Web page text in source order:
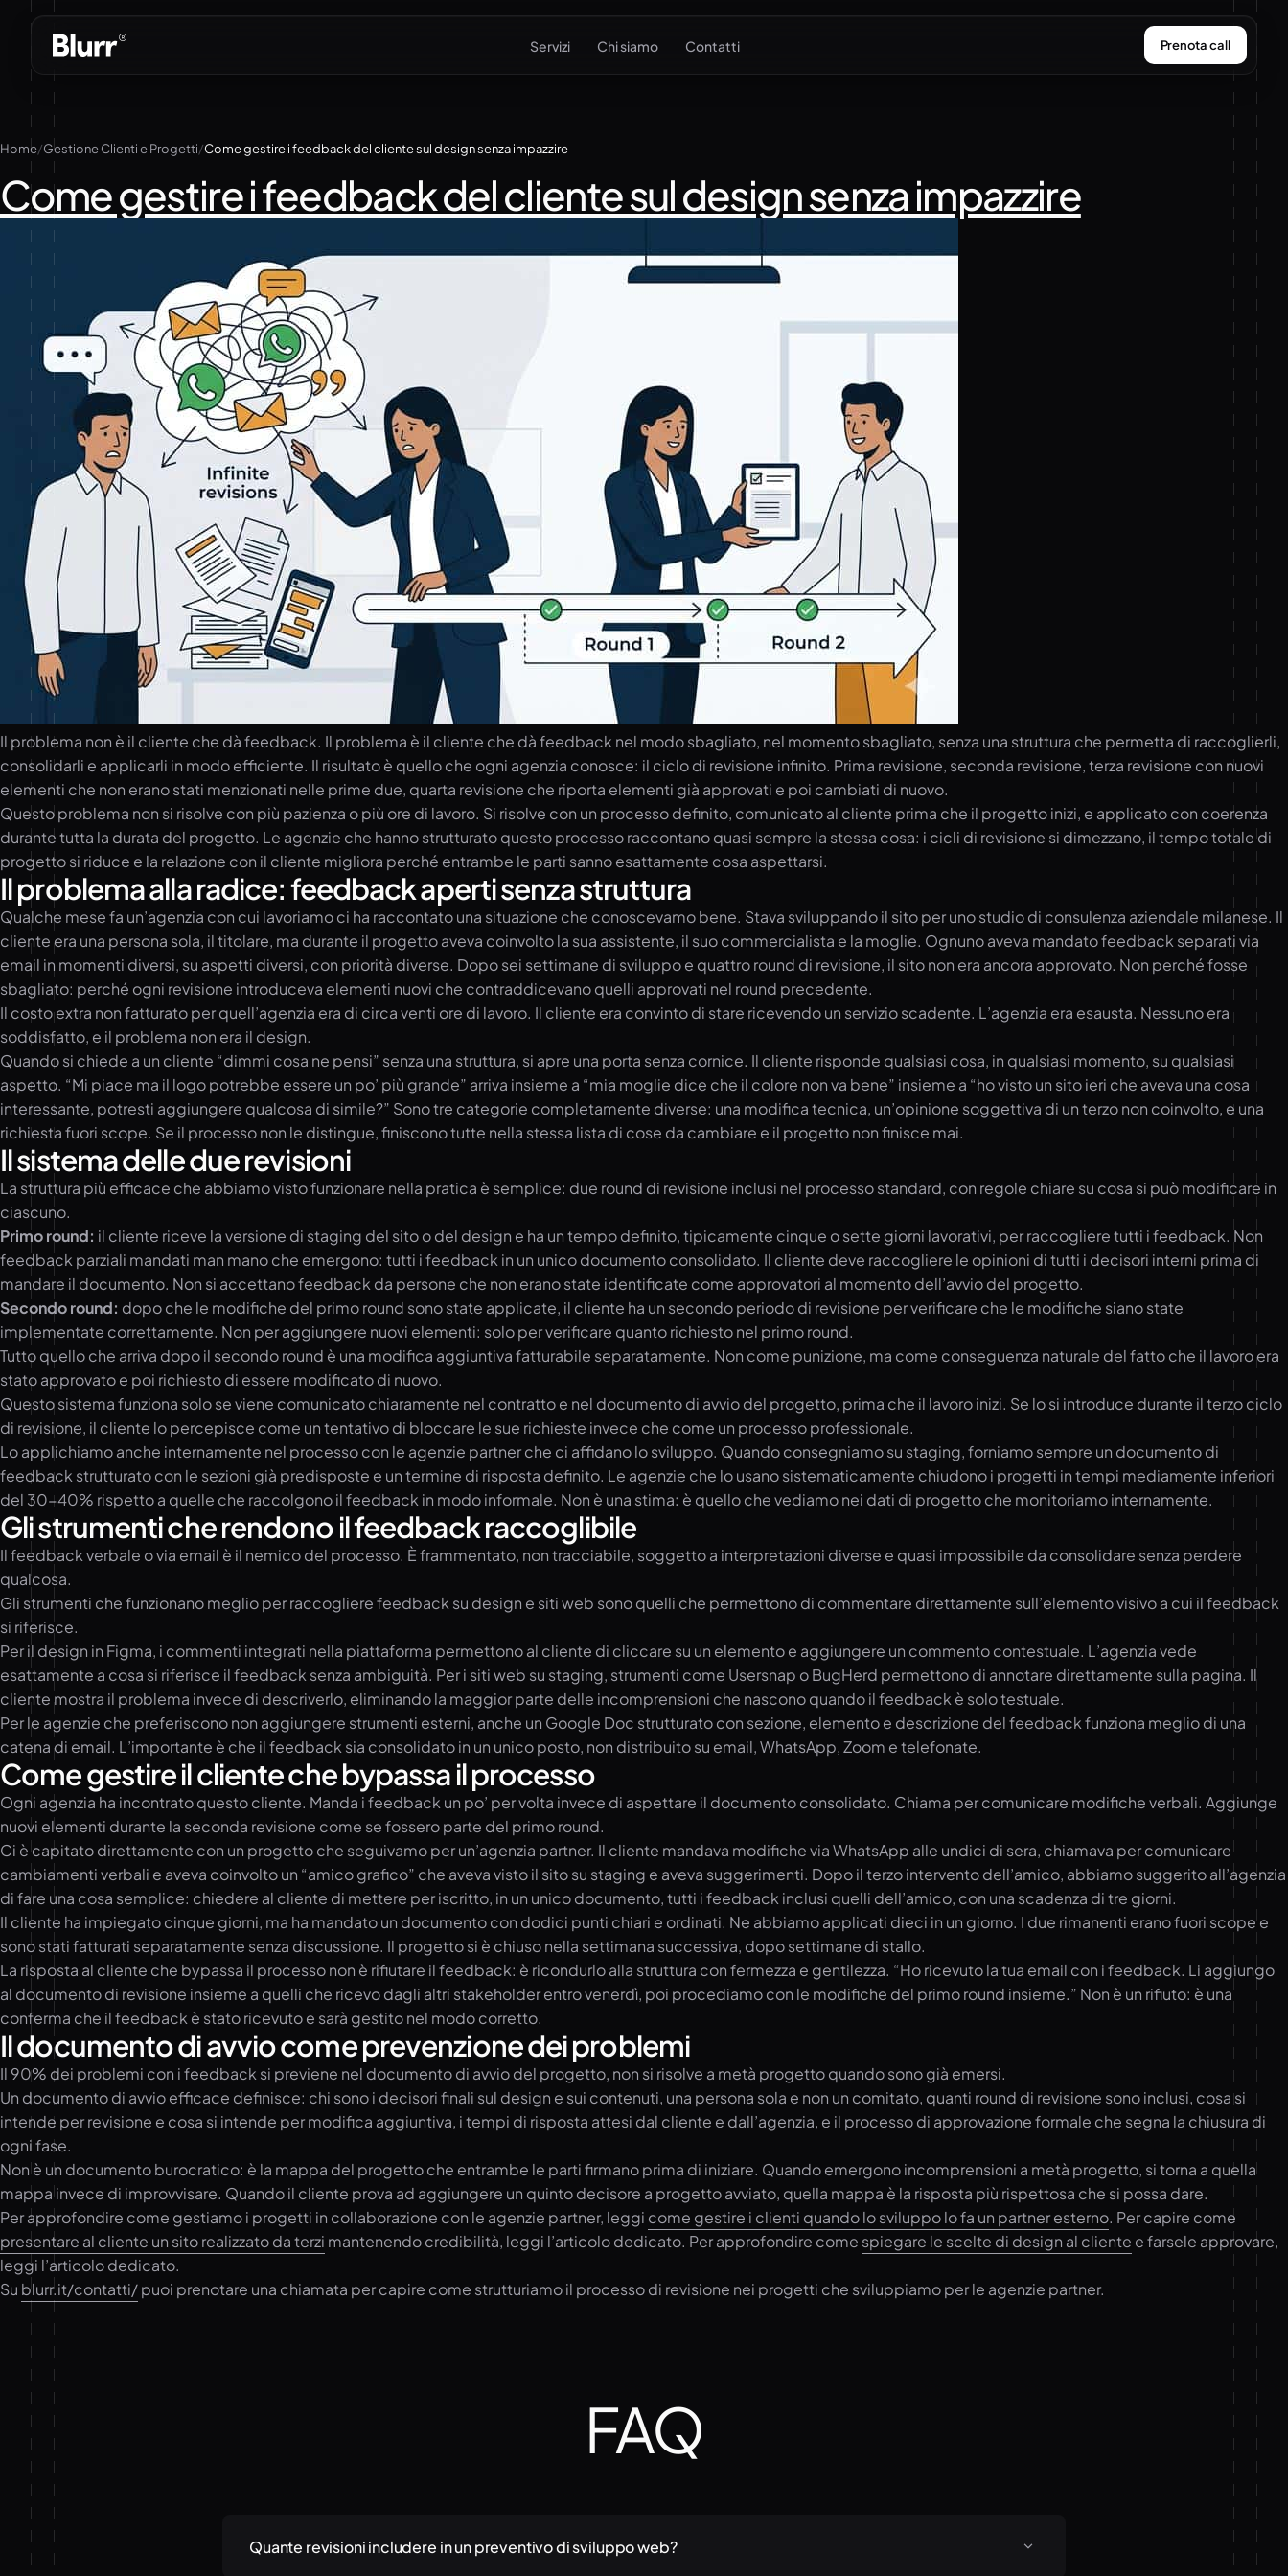
contenuto
Servizi Chi siamo Contatti Prenota call
Home Gestione Clienti e Progetti Come gestire i feedback del cliente sul design senza impazzire
Come gestire i feedback del cliente sul design senza impazzire
Il problema non è il cliente che dà feedback. Il problema è il cliente che dà feedback nel modo sbagliato, nel momento sbagliato, senza una struttura che permetta di raccoglierli,
consolidarli e applicarli in modo efficiente. Il risultato è quello che ogni agenzia conosce: il ciclo di revisione infinito. Prima revisione, seconda revisione, terza revisione con nuovi
elementi che non erano stati menzionati nelle prime due, quarta revisione che riporta elementi già approvati e poi cambiati di nuovo.
Questo problema non si risolve con più pazienza o più ore di lavoro. Si risolve con un processo definito, comunicato al cliente prima che il progetto inizi, e applicato con coerenza
durante tutta la durata del progetto. Le agenzie che hanno strutturato questo processo raccontano quasi sempre la stessa cosa: i cicli di revisione si dimezzano, il tempo totale di
progetto si riduce e la relazione con il cliente migliora perché entrambe le parti sanno esattamente cosa aspettarsi.
Il problema alla radice: feedback aperti senza struttura
Qualche mese fa un’agenzia con cui lavoriamo ci ha raccontato una situazione che conoscevamo bene. Stava sviluppando il sito per uno studio di consulenza aziendale milanese. Il
cliente era una persona sola, il titolare, ma durante il progetto aveva coinvolto la sua assistente, il suo commercialista e la moglie. Ognuno aveva mandato feedback separati via
email in momenti diversi, su aspetti diversi, con priorità diverse. Dopo sei settimane di sviluppo e quattro round di revisione, il sito non era ancora approvato. Non perché fosse
sbagliato: perché ogni revisione introduceva elementi nuovi che contraddicevano quelli approvati nel round precedente.
Il costo extra non fatturato per quell’agenzia era di circa venti ore di lavoro. Il cliente era convinto di stare ricevendo un servizio scadente. L’agenzia era esausta. Nessuno era
soddisfatto, e il problema non era il design.
Quando si chiede a un cliente “dimmi cosa ne pensi” senza una struttura, si apre una porta senza cornice. Il cliente risponde qualsiasi cosa, in qualsiasi momento, su qualsiasi
aspetto. “Mi piace ma il logo potrebbe essere un po’ più grande” arriva insieme a “mia moglie dice che il colore non va bene” insieme a “ho visto un sito ieri che aveva una cosa
interessante, potresti aggiungere qualcosa di simile?” Sono tre categorie completamente diverse: una modifica tecnica, un’opinione soggettiva di un terzo non coinvolto, e una
richiesta fuori scope. Se il processo non le distingue, finiscono tutte nella stessa lista di cose da cambiare e il progetto non finisce mai.
Il sistema delle due revisioni
La struttura più efficace che abbiamo visto funzionare nella pratica è semplice: due round di revisione inclusi nel processo standard, con regole chiare su cosa si può modificare in
ciascuno.
Primo round: il cliente riceve la versione di staging del sito o del design e ha un tempo definito, tipicamente cinque o sette giorni lavorativi, per raccogliere tutti i feedback. Non
feedback parziali mandati man mano che emergono: tutti i feedback in un unico documento consolidato. Il cliente deve raccogliere le opinioni di tutti i decisori interni prima di
mandare il documento. Non si accettano feedback da persone che non erano state identificate come approvatori al momento dell’avvio del progetto.
Secondo round: dopo che le modifiche del primo round sono state applicate, il cliente ha un secondo periodo di revisione per verificare che le modifiche siano state
implementate correttamente. Non per aggiungere nuovi elementi: solo per verificare quanto richiesto nel primo round.
Tutto quello che arriva dopo il secondo round è una modifica aggiuntiva fatturabile separatamente. Non come punizione, ma come conseguenza naturale del fatto che il lavoro era
stato approvato e poi richiesto di essere modificato di nuovo.
Questo sistema funziona solo se viene comunicato chiaramente nel contratto e nel documento di avvio del progetto, prima che il lavoro inizi. Se lo si introduce durante il terzo ciclo
di revisione, il cliente lo percepisce come un tentativo di bloccare le sue richieste invece che come un processo professionale.
Lo applichiamo anche internamente nel processo con le agenzie partner che ci affidano lo sviluppo. Quando consegniamo su staging, forniamo sempre un documento di
feedback strutturato con le sezioni già predisposte e un termine di risposta definito. Le agenzie che lo usano sistematicamente chiudono i progetti in tempi mediamente inferiori
del 30-40% rispetto a quelle che raccolgono il feedback in modo informale. Non è una stima: è quello che vediamo nei dati di progetto che monitoriamo internamente.
Gli strumenti che rendono il feedback raccoglibile
Il feedback verbale o via email è il nemico del processo. È frammentato, non tracciabile, soggetto a interpretazioni diverse e quasi impossibile da consolidare senza perdere
qualcosa.
Gli strumenti che funzionano meglio per raccogliere feedback su design e siti web sono quelli che permettono di commentare direttamente sull’elemento visivo a cui il feedback
si riferisce.
Per il design in Figma, i commenti integrati nella piattaforma permettono al cliente di cliccare su un elemento e aggiungere un commento contestuale. L’agenzia vede
esattamente a cosa si riferisce il feedback senza ambiguità. Per i siti web su staging, strumenti come Usersnap o BugHerd permettono di annotare direttamente sulla pagina. Il
cliente mostra il problema invece di descriverlo, eliminando la maggior parte delle incomprensioni che nascono quando il feedback è solo testuale.
Per le agenzie che preferiscono non aggiungere strumenti esterni, anche un Google Doc strutturato con sezione, elemento e descrizione del feedback funziona meglio di una
catena di email. L’importante è che il feedback sia consolidato in un unico posto, non distribuito su email, WhatsApp, Zoom e telefonate.
Come gestire il cliente che bypassa il processo
Ogni agenzia ha incontrato questo cliente. Manda i feedback un po’ per volta invece di aspettare il documento consolidato. Chiama per comunicare modifiche verbali. Aggiunge
nuovi elementi durante la seconda revisione come se fossero parte del primo round.
Ci è capitato direttamente con un progetto che seguivamo per un’agenzia partner. Il cliente mandava modifiche via WhatsApp alle undici di sera, chiamava per comunicare
cambiamenti verbali e aveva coinvolto un “amico grafico” che aveva visto il sito su staging e aveva suggerimenti. Dopo il terzo intervento dell’amico, abbiamo suggerito all’agenzia
di fare una cosa semplice: chiedere al cliente di mettere per iscritto, in un unico documento, tutti i feedback inclusi quelli dell’amico, con una scadenza di tre giorni.
Il cliente ha impiegato cinque giorni, ma ha mandato un documento con dodici punti chiari e ordinati. Ne abbiamo applicati dieci in un giorno. I due rimanenti erano fuori scope e
sono stati fatturati separatamente senza discussione. Il progetto si è chiuso nella settimana successiva, dopo settimane di stallo.
La risposta al cliente che bypassa il processo non è rifiutare il feedback: è ricondurlo alla struttura con fermezza e gentilezza. “Ho ricevuto la tua email con i feedback. Li aggiungo
al documento di revisione insieme a quelli che ricevo dagli altri stakeholder entro venerdì, poi procediamo con le modifiche del primo round insieme.” Non è un rifiuto: è una
conferma che il feedback è stato ricevuto e sarà gestito nel modo corretto.
Il documento di avvio come prevenzione dei problemi
Il 90% dei problemi con i feedback si previene nel documento di avvio del progetto, non si risolve a metà progetto quando sono già emersi.
Un documento di avvio efficace definisce: chi sono i decisori finali sul design e sui contenuti, una persona sola e non un comitato, quanti round di revisione sono inclusi, cosa si
intende per revisione e cosa si intende per modifica aggiuntiva, i tempi di risposta attesi dal cliente e dall’agenzia, e il processo di approvazione formale che segna la chiusura di
ogni fase.
Non è un documento burocratico: è la mappa del progetto che entrambe le parti firmano prima di iniziare. Quando emergono incomprensioni a metà progetto, si torna a quella
mappa invece di improvvisare. Quando il cliente prova ad aggiungere un quinto decisore a progetto avviato, quella mappa è la risposta più rispettosa che si possa dare.
Per approfondire come gestiamo i progetti in collaborazione con le agenzie partner, leggi come gestire i clienti quando lo sviluppo lo fa un partner esterno. Per capire come
presentare al cliente un sito realizzato da terzi mantenendo credibilità, leggi l’articolo dedicato. Per approfondire come spiegare le scelte di design al cliente e farsele approvare,
leggi l’articolo dedicato.
Su blurr.it/contatti/puoi prenotare una chiamata per capire come strutturiamo il processo di revisione nei progetti che sviluppiamo per le agenzie partner.
FAQ
Quante revisioni includere in un preventivo di sviluppo web?